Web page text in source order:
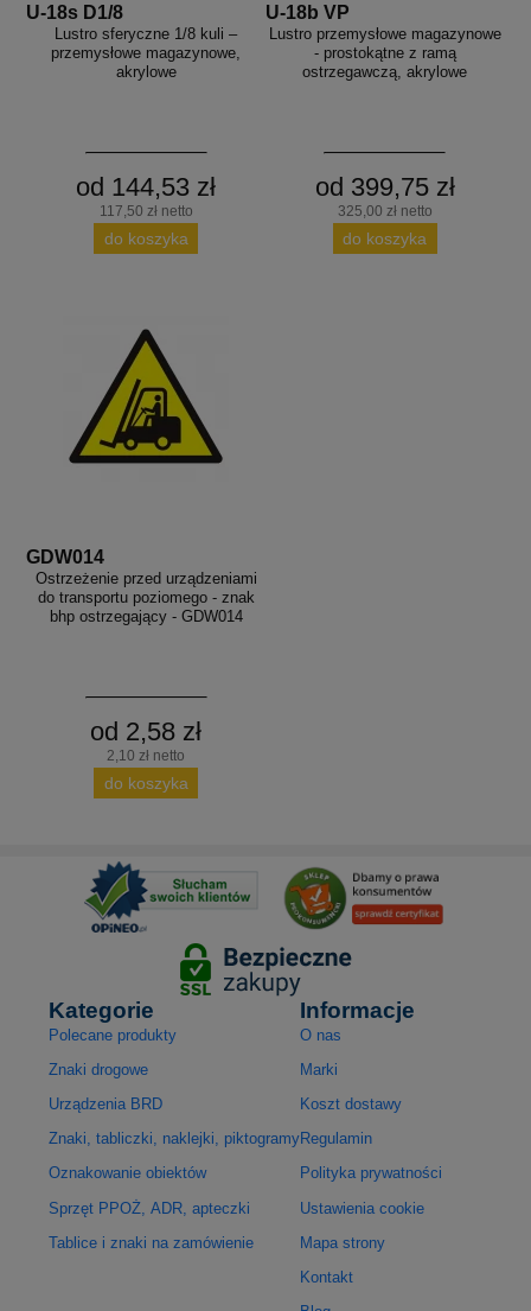
U-18s D1/8
Lustro sferyczne 1/8 kuli –
przemysłowe magazynowe,
akrylowe
od 144,53 zł
117,50 zł netto
do koszyka
U-18b VP
Lustro przemysłowe magazynowe
- prostokątne z ramą
ostrzegawczą, akrylowe
od 399,75 zł
325,00 zł netto
do koszyka
GDW014
Ostrzeżenie przed urządzeniami
do transportu poziomego - znak
bhp ostrzegający - GDW014
od 2,58 zł
2,10 zł netto
do koszyka
Kategorie
Polecane produkty
Znaki drogowe
Urządzenia BRD
Znaki, tabliczki, naklejki, piktogramy
Oznakowanie obiektów
Sprzęt PPOŻ, ADR, apteczki
Tablice i znaki na zamówienie
Informacje
O nas
Marki
Koszt dostawy
Regulamin
Polityka prywatności
Ustawienia cookie
Mapa strony
Kontakt